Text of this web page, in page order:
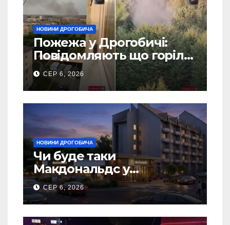
НОВИНИ ДРОГОБИЧА
Пожежа у Дрогобичі:
Повідомляють що горіло
5 гаражів (Відео)
СЕР 6, 2026
НОВИНИ ДРОГОБИЧА
Чи буде таки
Макдональдс у
Дрогобичі? (Фото)
СЕР 6, 2026